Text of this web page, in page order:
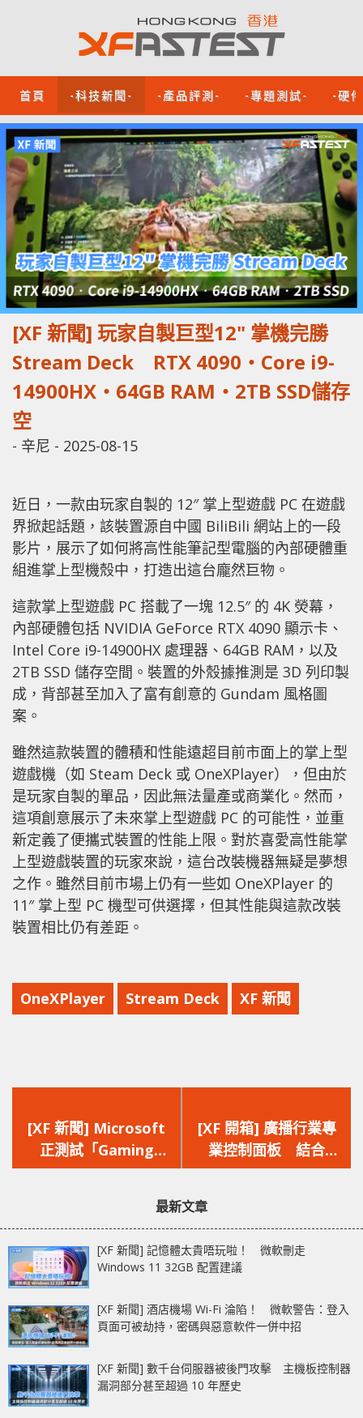
首頁 -科技新聞- -產品評測- -專題測試- -硬
[XF 新聞] 玩家自製巨型12" 掌機完勝
Stream Deck RTX 4090‧Core i9-
14900HX‧64GB RAM‧2TB SSD儲存
空
- 辛尼 - 2025-08-15
近日，一款由玩家自製的 12″ 掌上型遊戲 PC 在遊戲
界掀起話題，該裝置源自中國 BiliBili 網站上的一段
影片，展示了如何將高性能筆記型電腦的內部硬體重
組進掌上型機殼中，打造出這台龐然巨物。
這款掌上型遊戲 PC 搭載了一塊 12.5″ 的 4K 熒幕，
內部硬體包括 NVIDIA GeForce RTX 4090 顯示卡、
Intel Core i9-14900HX 處理器、64GB RAM，以及
2TB SSD 儲存空間。裝置的外殼據推測是 3D 列印製
成，背部甚至加入了富有創意的 Gundam 風格圖
案。
雖然這款裝置的體積和性能遠超目前市面上的掌上型
遊戲機（如 Steam Deck 或 OneXPlayer），但由於
是玩家自製的單品，因此無法量產或商業化。然而，
這項創意展示了未來掌上型遊戲 PC 的可能性，並重
新定義了便攜式裝置的性能上限。對於喜愛高性能掌
上型遊戲裝置的玩家來說，這台改裝機器無疑是夢想
之作。雖然目前市場上仍有一些如 OneXPlayer 的
11″ 掌上型 PC 機型可供選擇，但其性能與這款改裝
裝置相比仍有差距。
OneXPlayer Stream Deck XF 新聞
一
篇
文
[XF 新聞] Microsoft
正測試「Gaming
Copilot」 整合至
應用程式提供實時支援
一
篇
文
[XF 開箱] 廣播行業專
業控制面板 結合
Stream Deck 及
Elgato Stream Deck
最新文章
[XF 新聞] 記憶體太貴唔玩啦！ 微軟刪走
Windows 11 32GB 配置建議
[XF 新聞] 酒店機場 Wi-Fi 淪陷！ 微軟警告：登入
頁面可被劫持，密碼與惡意軟件一併中招
[XF 新聞] 數千台伺服器被後門攻擊 主機板控制器
漏洞部分甚至超過 10 年歷史